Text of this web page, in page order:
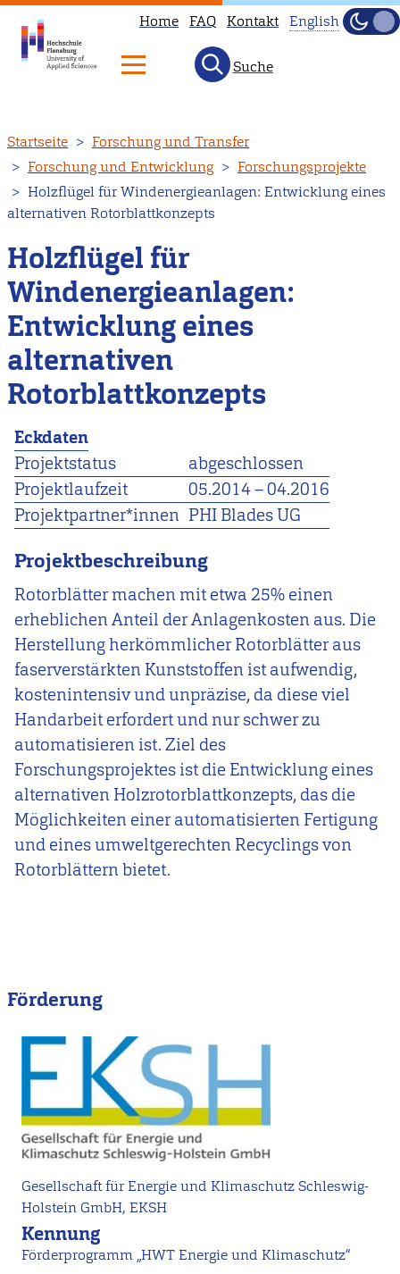
zum
Inhalt
Home FAQ Kontakt
available
in
English
Hell
Suche
Startseite
Forschung und Transfer
Forschung und Entwicklung
Forschungsprojekte
Holzflügel für Windenergieanlagen: Entwicklung eines
alternativen Rotorblattkonzepts
Holzflügel für
Windenergieanlagen:
Entwicklung eines
alternativen
Rotorblattkonzepts
Eckdaten
Projektstatus
abgeschlossen
Projektlaufzeit
05.2014–04.2016
Projektpartner*innen PHI Blades UG
Projektbeschreibung
Rotorblätter machen mit etwa 25% einen
erheblichen Anteil der Anlagenkosten aus. Die
Herstellung herkömmlicher Rotorblätter aus
faserverstärkten Kunststoffen ist aufwendig,
kostenintensiv und unpräzise, da diese viel
Handarbeit erfordert und nur schwer zu
automatisieren ist. Ziel des
Forschungsprojektes ist die Entwicklung eines
alternativen Holzrotorblattkonzepts, das die
Möglichkeiten einer automatisierten Fertigung
und eines umweltgerechten Recyclings von
Rotorblättern bietet.
Förderung
Gesellschaft für Energie und Klimaschutz Schleswig-
Holstein GmbH, EKSH
Kennung
Förderprogramm „HWT Energie und Klimaschutz“